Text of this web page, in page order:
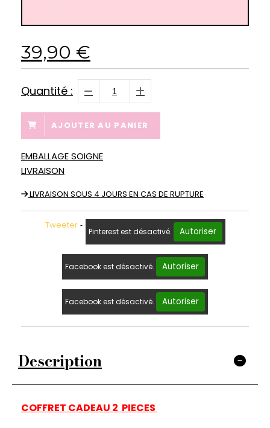
39,90 €
Quantité :
AJOUTER AU PANIER
EMBALLAGE SOIGNE
LIVRAISON
LIVRAISON SOUS 4 JOURS EN CAS DE RUPTURE
Tweeter
Pinterest est désactivé. Autoriser
Facebook est désactivé. Autoriser
Facebook est désactivé. Autoriser
Description
COFFRET CADEAU 2 PIECES